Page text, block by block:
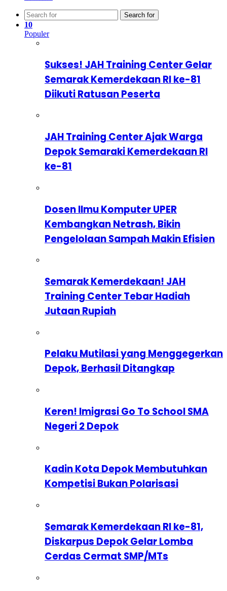
Search for
10
Populer
Sukses! JAH Training Center Gelar
Semarak Kemerdekaan RI ke-81
Diikuti Ratusan Peserta
JAH Training Center Ajak Warga
Depok Semaraki Kemerdekaan RI
ke-81
Dosen Ilmu Komputer UPER
Kembangkan Netrash, Bikin
Pengelolaan Sampah Makin Efisien
Semarak Kemerdekaan! JAH
Training Center Tebar Hadiah
Jutaan Rupiah
Pelaku Mutilasi yang Menggegerkan
Depok, Berhasil Ditangkap
Keren! Imigrasi Go To School SMA
Negeri 2 Depok
Kadin Kota Depok Membutuhkan
Kompetisi Bukan Polarisasi
Semarak Kemerdekaan RI ke-81,
Diskarpus Depok Gelar Lomba
Cerdas Cermat SMP/MTs